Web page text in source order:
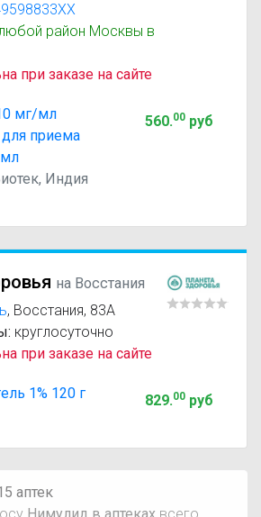
район Москвы в
при заказе на сайте
мг/мл
для приема
Индия
560.00руб
на Восстания
, Восстания, 83А
круглосуточно
при заказе на сайте
1% 120 г 829.00руб
аптек